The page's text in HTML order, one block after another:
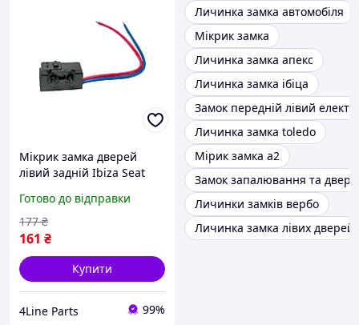
Мікрик замка дверей
лівий задній Ibiza Seat
3B1837015A 3B4839015A
Готово до відправки
161 ₴
177 ₴
Купити
4Line Parts 99%
Личинка замка автомобіля
Мікрик замка
Личинка замка апекс
Личинка замка ібіца
Замок передній лівий
Личинка замка toledo
Мірик замка a2
Замок запалювання та двері
Личинки замків вербо
Личинка замка лівих дверей